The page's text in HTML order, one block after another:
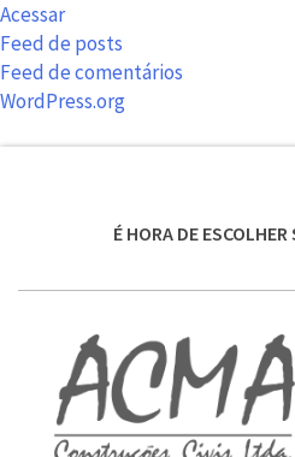
Acessar
Feed de posts
Feed de comentários
WordPress.org
É HORA DE